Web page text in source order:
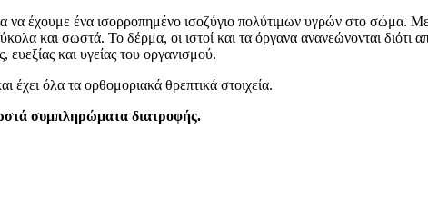
να έχουμε ένα ισορροπημένο ισοζύγιο πολύτιμων υγρών στο σώμα.
και σωστά. Το δέρμα, οι ιστοί και τα όργανα ανανεώνονται διότι
και υγείας του οργανισμού.
όλα τα ορθομοριακά θρεπτικά στοιχεία.
συμπληρώματα διατροφής.